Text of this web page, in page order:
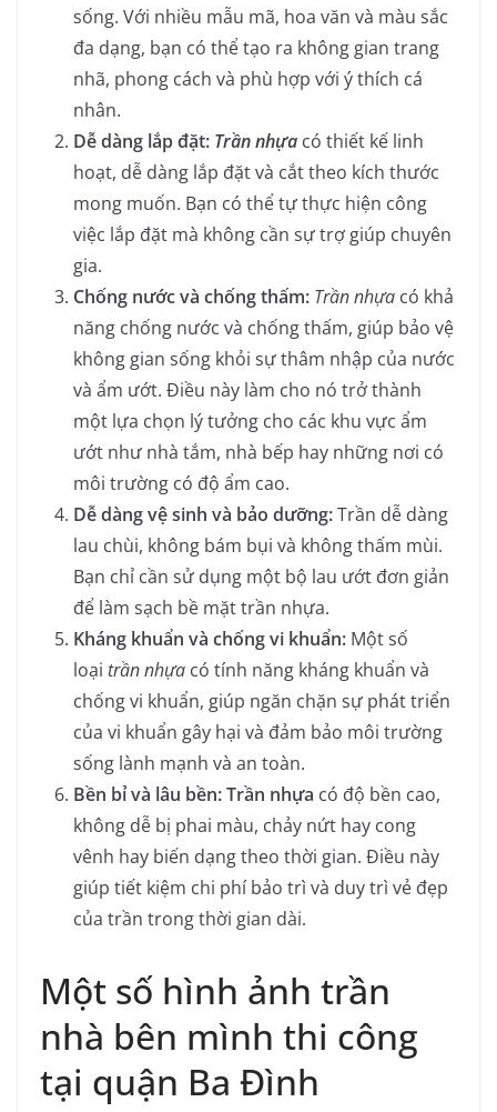
sống. Với nhiều mẫu mã, hoa văn và màu sắc
đa dạng, bạn có thể tạo ra không gian trang
nhã, phong cách và phù hợp với ý thích cá
nhân.
Dễ dàng lắp đặt: Trần nhựa có thiết kế linh
hoạt, dễ dàng lắp đặt và cắt theo kích thước
mong muốn. Bạn có thể tự thực hiện công
việc lắp đặt mà không cần sự trợ giúp chuyên
gia.
Chống nước và chống thấm: Trần nhựa có khả
năng chống nước và chống thấm, giúp bảo vệ
không gian sống khỏi sự thâm nhập của nước
và ẩm ướt. Điều này làm cho nó trở thành
một lựa chọn lý tưởng cho các khu vực ẩm
ướt như nhà tắm, nhà bếp hay những nơi có
môi trường có độ ẩm cao.
Dễ dàng vệ sinh và bảo dưỡng:Trần dễ dàng
lau chùi, không bám bụi và không thấm mùi.
Bạn chỉ cần sử dụng một bộ lau ướt đơn giản
để làm sạch bề mặt trần nhựa.
Kháng khuẩn và chống vi khuẩn: Một số
loại trần nhựa có tính năng kháng khuẩn và
chống vi khuẩn, giúp ngăn chặn sự phát triển
của vi khuẩn gây hại và đảm bảo môi trường
sống lành mạnh và an toàn.
Bền bỉ và lâu bền: Trần nhựa có độ bền cao,
không dễ bị phai màu, chảy nứt hay cong
vênh hay biến dạng theo thời gian. Điều này
giúp tiết kiệm chi phí bảo trì và duy trì vẻ đẹp
của trần trong thời gian dài.
Một số hình ảnh trần
nhà bên mình thi công
tại quận Ba Đình